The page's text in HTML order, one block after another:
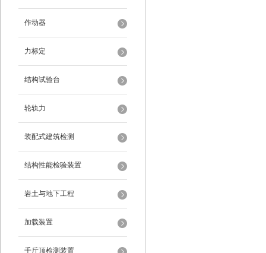
载装置
作动器
力标定
结构试验台
轮轨力
装配式建筑检测
结构性能检验装置
岩土与地下工程
加载装置
千斤顶检测装置